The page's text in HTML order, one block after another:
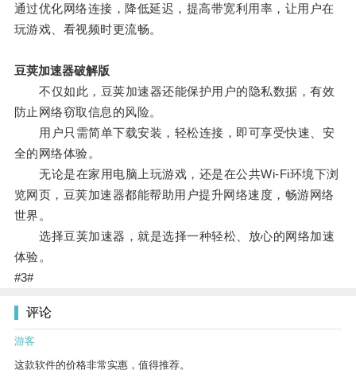
通过优化网络连接，降低延迟，提高带宽利用率，让用户在
玩游戏、看视频时更流畅。
豆荚加速器破解版
不仅如此，豆荚加速器还能保护用户的隐私数据，有效
防止网络窃取信息的风险。
用户只需简单下载安装，轻松连接，即可享受快速、安
全的网络体验。
无论是在家用电脑上玩游戏，还是在公共Wi-Fi环境下浏
览网页，豆荚加速器都能帮助用户提升网络速度，畅游网络
世界。
选择豆荚加速器，就是选择一种轻松、放心的网络加速
体验。
#3#
评论
游客
这款软件的价格非常实惠，值得推荐。